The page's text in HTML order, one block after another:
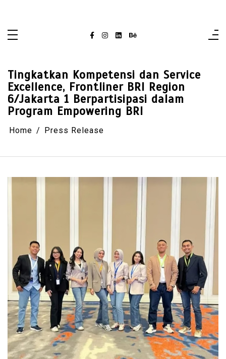
Tingkatkan Kompetensi dan Service
Excellence, Frontliner BRI Region
6/Jakarta 1 Berpartisipasi dalam
Program Empowering BRI
Home Press Release